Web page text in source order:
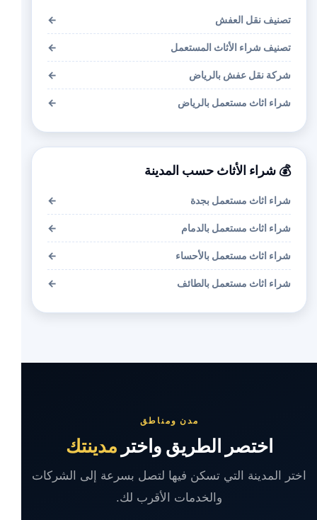
تصنيف نقل العفش ←
تصنيف شراء الأثاث المستعمل ←
شركة نقل عفش بالرياض ←
شراء اثاث مستعمل بالرياض ←
💰 شراء الأثاث حسب المدينة
شراء اثاث مستعمل بجدة ←
شراء اثاث مستعمل بالدمام ←
شراء اثاث مستعمل بالأحساء ←
شراء اثاث مستعمل بالطائف ←
مدن ومناطق
اختصر الطريق واختر مدينتك
اختر المدينة التي تسكن فيها لتصل بسرعة إلى الشركات
والخدمات الأقرب لك.